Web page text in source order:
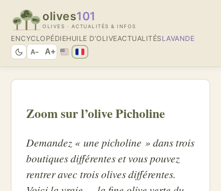
olives101
OLIVES · ACTUALITÉS & INFOS
ENCYCLOPÉDIEHUILE D’OLIVEACTUALITÉSLAVANDE
A− A+
Zoom sur l’olive Picholine
Demandez « une picholine » dans trois
boutiques différentes et vous pouvez
rentrer avec trois olives différentes.